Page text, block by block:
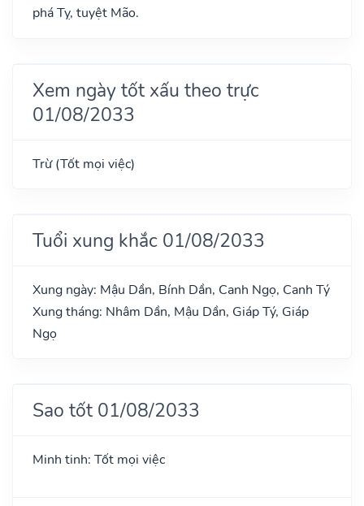
phá Tỵ, tuyệt Mão.
Xem ngày tốt xấu theo trực
01/08/2033
Trừ (Tốt mọi việc)
Tuổi xung khắc 01/08/2033
Xung ngày: Mậu Dần, Bính Dần, Canh Ngọ, Canh Tý
Xung tháng: Nhâm Dần, Mậu Dần, Giáp Tý, Giáp
Ngọ
Sao tốt 01/08/2033
Minh tinh: Tốt mọi việc